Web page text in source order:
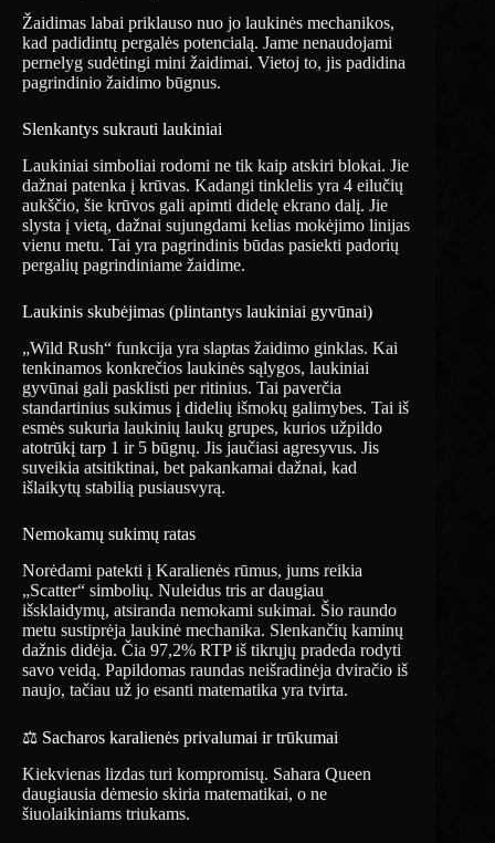
Žaidimas labai priklauso nuo jo laukinės mechanikos,
kad padidintų pergalės potencialą. Jame nenaudojami
pernelyg sudėtingi mini žaidimai. Vietoj to, jis padidina
pagrindinio žaidimo būgnus.
Slenkantys sukrauti laukiniai
Laukiniai simboliai rodomi ne tik kaip atskiri blokai. Jie
dažnai patenka į krūvas. Kadangi tinklelis yra 4 eilučių
aukščio, šie krūvos gali apimti didelę ekrano dalį. Jie
slysta į vietą, dažnai sujungdami kelias mokėjimo linijas
vienu metu. Tai yra pagrindinis būdas pasiekti padorių
pergalių pagrindiniame žaidime.
Laukinis skubėjimas (plintantys laukiniai gyvūnai)
„Wild Rush“ funkcija yra slaptas žaidimo ginklas. Kai
tenkinamos konkrečios laukinės sąlygos, laukiniai
gyvūnai gali pasklisti per ritinius. Tai paverčia
standartinius sukimus į didelių išmokų galimybes. Tai iš
esmės sukuria laukinių laukų grupes, kurios užpildo
atotrūkį tarp 1 ir 5 būgnų. Jis jaučiasi agresyvus. Jis
suveikia atsitiktinai, bet pakankamai dažnai, kad
išlaikytų stabilią pusiausvyrą.
Nemokamų sukimų ratas
Norėdami patekti į Karalienės rūmus, jums reikia
„Scatter“ simbolių. Nuleidus tris ar daugiau
išsklaidymų, atsiranda nemokami sukimai. Šio raundo
metu sustiprėja laukinė mechanika. Slenkančių kaminų
dažnis didėja. Čia 97,2% RTP iš tikrųjų pradeda rodyti
savo veidą. Papildomas raundas neišradinėja dviračio iš
naujo, tačiau už jo esanti matematika yra tvirta.
⚖️ Sacharos karalienės privalumai ir trūkumai
Kiekvienas lizdas turi kompromisų. Sahara Queen
daugiausia dėmesio skiria matematikai, o ne
šiuolaikiniams triukams.